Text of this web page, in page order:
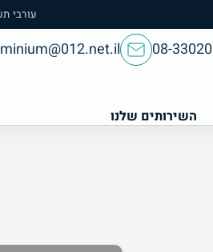
עורבי
08-
השירותים שלנו